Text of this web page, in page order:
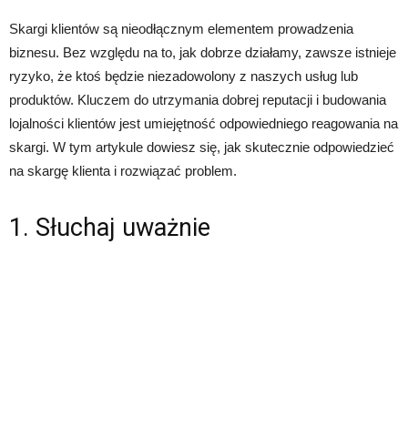
Skargi klientów są nieodłącznym elementem prowadzenia
biznesu. Bez względu na to, jak dobrze działamy, zawsze istnieje
ryzyko, że ktoś będzie niezadowolony z naszych usług lub
produktów. Kluczem do utrzymania dobrej reputacji i budowania
lojalności klientów jest umiejętność odpowiedniego reagowania na
skargi. W tym artykule dowiesz się, jak skutecznie odpowiedzieć
na skargę klienta i rozwiązać problem.
1. Słuchaj uważnie